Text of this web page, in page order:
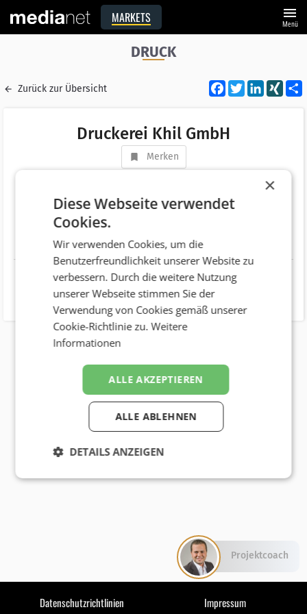
MARKETS menu
Menü
DRUCK
Zurück zur Übersicht Facebook
Twitter XING
Druckerei Khil GmbH
Merken
AT 8010 Graz
Telefonnummer +43 (316) 829207-0
Website http://www.khil.at
Datenschutzrichtlinien Impressum
×
Diese Webseite verwendet
Cookies.
Wir verwenden Cookies, um die
Benutzerfreundlichkeit unserer Website zu
verbessern. Durch die weitere Nutzung
unserer Webseite stimmen Sie der
Verwendung von Cookies gemäß unserer
Cookie-Richtlinie zu.Weitere
Informationen
ALLE AKZEPTIEREN
ALLE ABLEHNEN
DETAILS ANZEIGEN
Projektcoach